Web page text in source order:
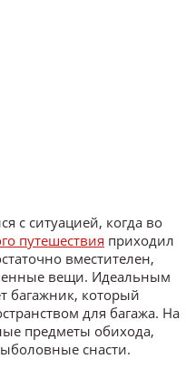
с ситуацией, когда во
путешествия приходил
вместителен,
вещи. Идеальным
багажник, который
для багажа. На
предметы обихода,
снасти.